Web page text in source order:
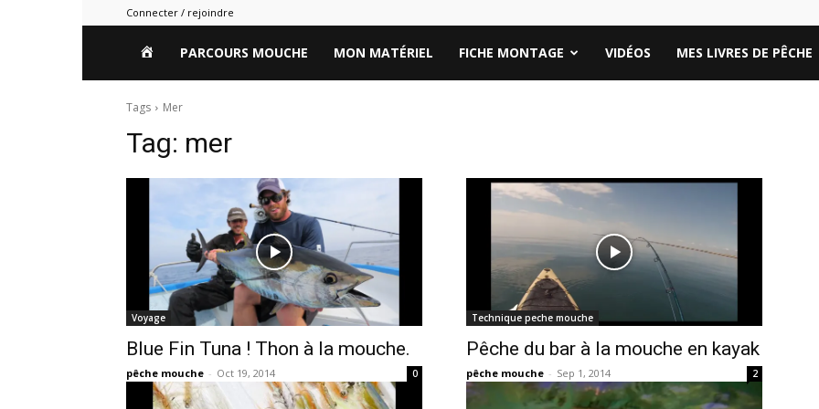
Connecter / rejoindre
HOMEPARCOURS MOUCHE MON MATÉRIEL FICHE MONTAGE VIDÉOS MES LIVRES DE PÊCHE
Tags Mer
Tag: mer
Voyage
Blue Fin Tuna ! Thon à la mouche.
pêche mouche - Oct 19, 2014 0
Technique peche mouche
Pêche du bar à la mouche en kayak
pêche mouche - Sep 1, 2014 2